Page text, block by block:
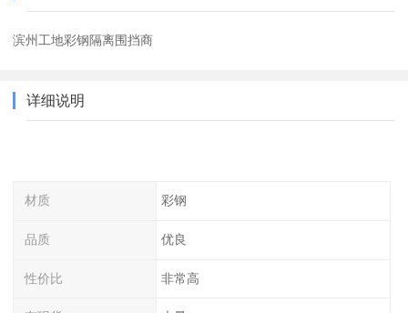
滨州工地彩钢隔离围挡商
详细说明
材质 彩钢
品质 优良
性价比 非常高